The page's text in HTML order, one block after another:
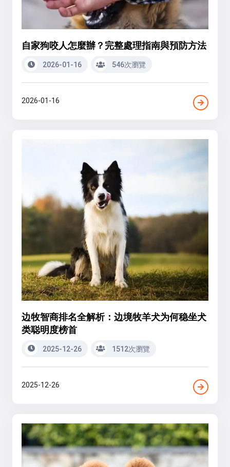
自家狗咬人怎麼辦？完整處理指南與預防方法
2026-01-16 546次瀏覽
2026-01-16
边牧智商排名全解析：边境牧羊犬为何稳坐犬
类聪明度榜首
2025-12-26 1512次瀏覽
2025-12-26